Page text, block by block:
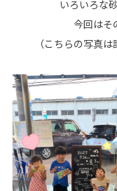
いろいろな
今回はそ
（こちらの写真